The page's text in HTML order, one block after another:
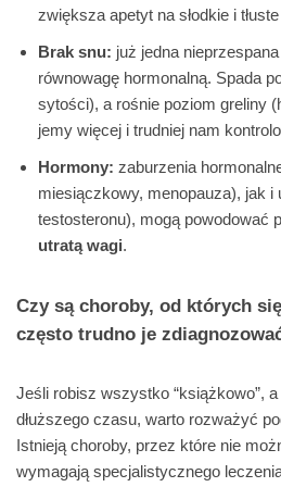
zwiększa apetyt na słodkie i
Brak snu: już jedna
równowagę hormonalną. Spada
sytości), a rośnie poziom greliny
jemy więcej i trudniej nam
Hormony: zaburzenia
miesiączkowy, menopauza), jak
testosteronu), mogą powodować
utratą wagi.
Czy są choroby, od których
często trudno je
Jeśli robisz wszystko “książkowo”,
dłuższego czasu, warto rozważyć
Istnieją choroby, przez które nie
wymagają specjalistycznego